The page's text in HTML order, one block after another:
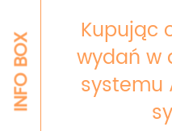
INFO BOX
Kupując
wydań w
systemu